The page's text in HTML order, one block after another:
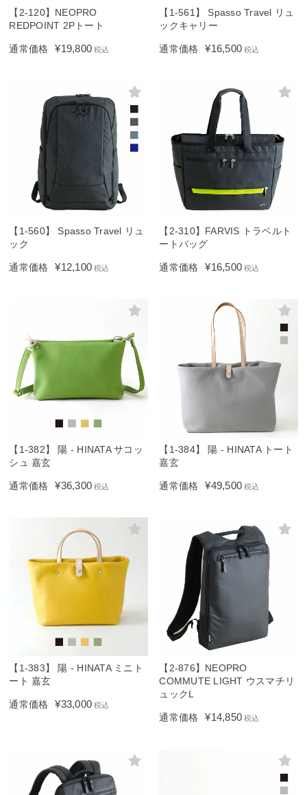
【2-120】NEOPRO
REDPOINT 2Pトート
通常価格 ¥19,800 税込
【1-561】 Spasso Travel リュ
ックキャリー
通常価格 ¥16,500 税込
【1-560】 Spasso Travel リュ
ック
通常価格 ¥12,100 税込
【2-310】FARVIS トラベルト
ートバッグ
通常価格 ¥16,500 税込
【1-382】 陽 - HINATA サコッ
シュ 嘉玄
通常価格 ¥36,300 税込
【1-384】 陽 - HINATA トート
嘉玄
通常価格 ¥49,500 税込
【1-383】 陽 - HINATA ミニト
ート 嘉玄
通常価格 ¥33,000 税込
【2-876】NEOPRO
COMMUTE LIGHT ウスマチリ
ュックL
通常価格 ¥14,850 税込